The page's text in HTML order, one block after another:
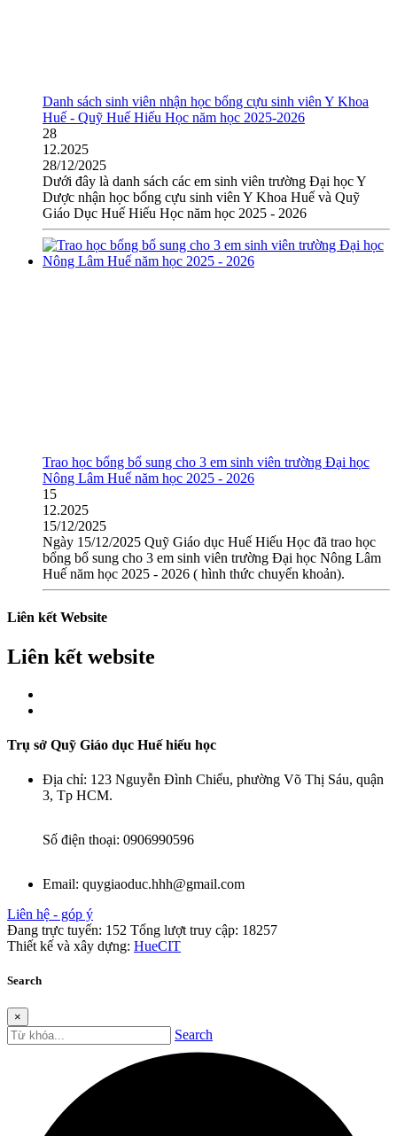
Danh sách sinh viên nhận học bổng cựu sinh viên Y Khoa
Huế - Quỹ Huế Hiếu Học năm học 2025-2026
28
12.2025
28/12/2025
Dưới đây là danh sách các em sinh viên trường Đại học Y
Dược nhận học bổng cựu sinh viên Y Khoa Huế và Quỹ
Giáo Dục Huế Hiếu Học năm học 2025 - 2026
Trao học bổng bổ sung cho 3 em sinh viên trường Đại học
Nông Lâm Huế năm học 2025 - 2026
15
12.2025
15/12/2025
Ngày 15/12/2025 Quỹ Giáo dục Huế Hiếu Học đã trao học
bổng bổ sung cho 3 em sinh viên trường Đại học Nông Lâm
Huế năm học 2025 - 2026 ( hình thức chuyển khoản).
Liên kết Website
Liên kết website
Trụ sở Quỹ Giáo dục Huế hiếu học
Địa chỉ: 123 Nguyễn Đình Chiểu, phường Võ Thị Sáu, quận
3, Tp HCM.
Số điện thoại: 0906990596
Email: quygiaoduc.hhh@gmail.com
Liên hệ - góp ý
Đang trực tuyến: 152 Tổng lượt truy cập: 18257
Thiết kế và xây dựng: HueCIT
Search
×
Search